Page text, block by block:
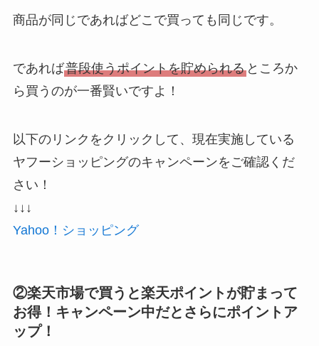
商品が同じであればどこで買っても同じです。
であれば普段使うポイントを貯められるところか
ら買うのが一番賢いですよ！
以下のリンクをクリックして、現在実施している
ヤフーショッピングのキャンペーンをご確認くだ
さい！
↓↓↓
Yahoo！ショッピング
②楽天市場で買うと楽天ポイントが貯まって
お得！キャンペーン中だとさらにポイントア
ップ！